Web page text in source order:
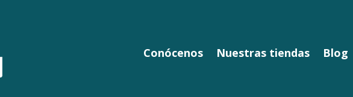
Conócenos Nuestras tiendas Blog